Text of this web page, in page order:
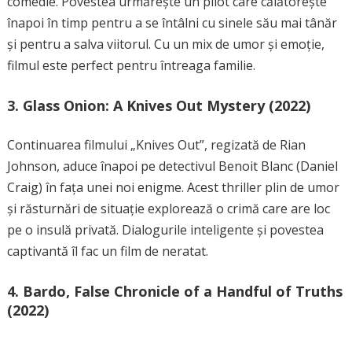
înapoi în timp pentru a se întâlni cu sinele său mai tânăr
și pentru a salva viitorul. Cu un mix de umor și emoție,
filmul este perfect pentru întreaga familie.
3. Glass Onion: A Knives Out Mystery (2022)
Continuarea filmului „Knives Out”, regizată de Rian
Johnson, aduce înapoi pe detectivul Benoit Blanc (Daniel
Craig) în fața unei noi enigme. Acest thriller plin de umor
și răsturnări de situație explorează o crimă care are loc
pe o insulă privată. Dialogurile inteligente și povestea
captivantă îl fac un film de neratat.
4. Bardo, False Chronicle of a Handful of Truths
(2022)